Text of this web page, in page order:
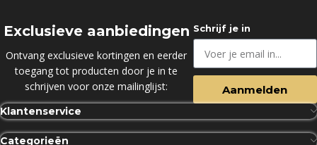
Exclusieve aanbiedingen
Ontvang exclusieve kortingen en eerder
toegang tot producten door je in te
schrijven voor onze mailinglijst:
Schrijf je in
Aanmelden
Klantenservice
Categorieën